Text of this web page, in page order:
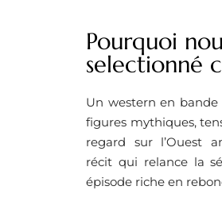
Pourquoi
selectionné
Un western en
figures mythiques,
regard sur l’Ouest
récit qui relance la
épisode riche en